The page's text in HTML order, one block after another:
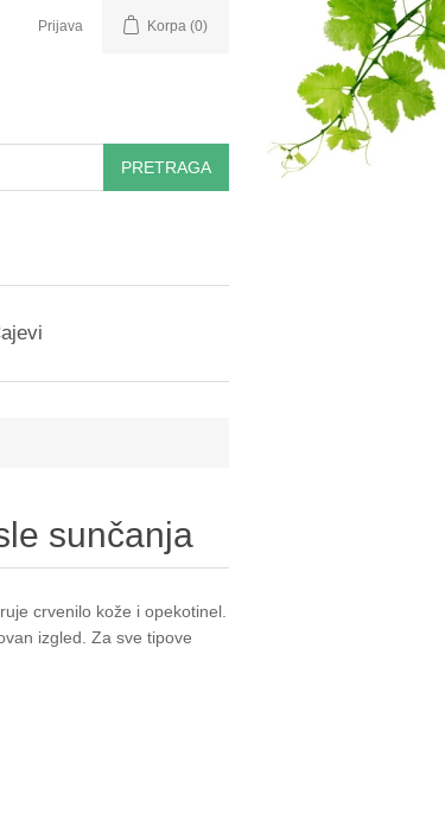
Prijava Korpa (0)
PRETRAGA
sunčanja
crvenilo kože i opekotinel.
izgled. Za sve tipove